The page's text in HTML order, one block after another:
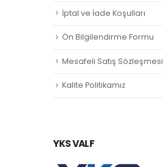
İptal ve İade Koşulları
Ön Bilgilendirme Formu
Mesafeli Satış Sözleşmesi
Kalite Politikamız
YKS VALF